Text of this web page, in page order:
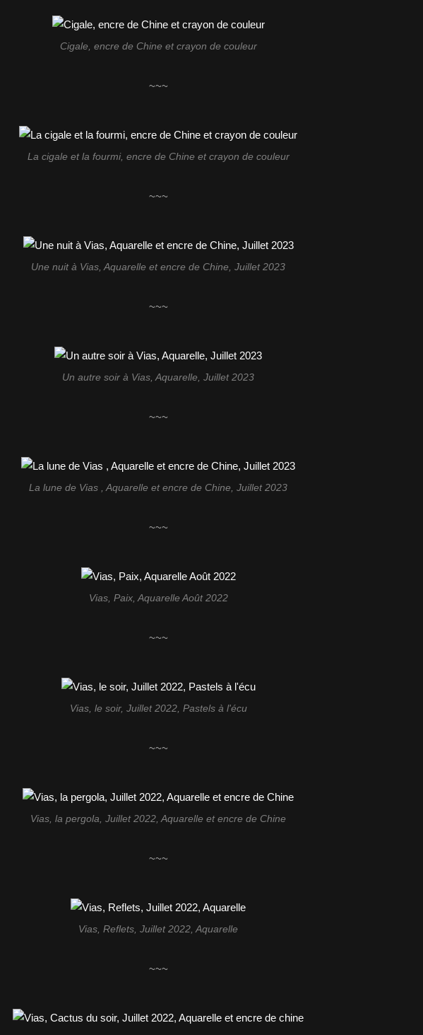
Cigale, encre de Chine et crayon de couleur
~~~
La cigale et la fourmi, encre de Chine et crayon de couleur
~~~
Une nuit à Vias, Aquarelle et encre de Chine, Juillet 2023
~~~
Un autre soir à Vias, Aquarelle, Juillet 2023
~~~
La lune de Vias , Aquarelle et encre de Chine, Juillet 2023
~~~
Vias, Paix, Aquarelle Août 2022
~~~
Vias, le soir, Juillet 2022, Pastels à l'écu
~~~
Vias, la pergola, Juillet 2022, Aquarelle et encre de Chine
~~~
Vias, Reflets, Juillet 2022, Aquarelle
~~~